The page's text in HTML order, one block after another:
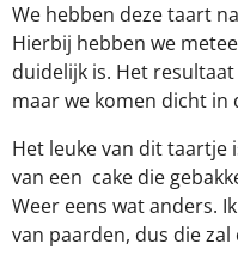
We hebben deze taart
Hierbij hebben we
duidelijk is. Het
maar we komen dicht in
Het leuke van dit taartje
van een cake die
Weer eens wat anders.
van paarden, dus die